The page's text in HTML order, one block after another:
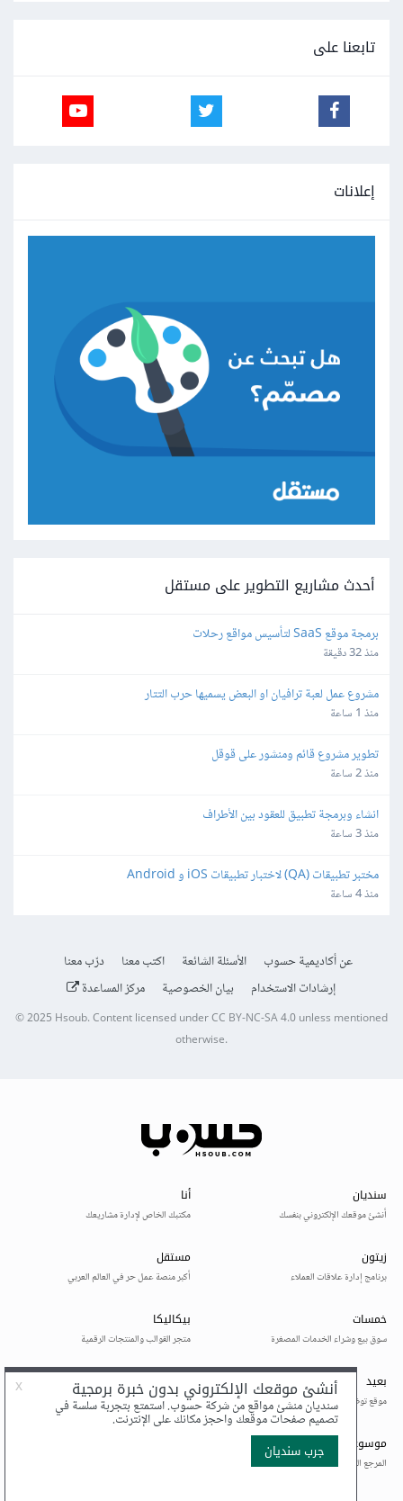
تابعنا على
إعلانات
أحدث مشاريع التطوير على مستقل
برمجة موقع SaaS لتأسيس مواقع رحلات
منذ 32 دقيقة
مشروع عمل لعبة ترافيان او البعض يسميها حرب التتار
منذ 1 ساعة
تطوير مشروع قائم ومنشور على قوقل
منذ 2 ساعة
انشاء وبرمجة تطبيق للعقود بين الأطراف
منذ 3 ساعة
مختبر تطبيقات (QA) لاختبار تطبيقات iOS و Android
منذ 4 ساعة
عن أكاديمية حسوب الأسئلة الشائعة اكتب معنا
درّب معنا
إرشادات الاستخدام
بيان الخصوصية مركز المساعدة
© 2025 Hsoub.Content licensed underCC BY-NC-SA 4.0unless mentioned
otherwise.